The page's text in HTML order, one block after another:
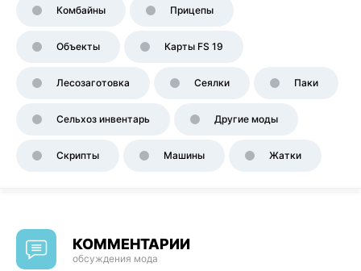
Комбайны Прицепы
Объекты Карты FS 19
Лесозаготовка Сеялки Паки
Сельхоз инвентарь Другие моды
Скрипты Машины Жатки
КОММЕНТАРИИ
обсуждения мода